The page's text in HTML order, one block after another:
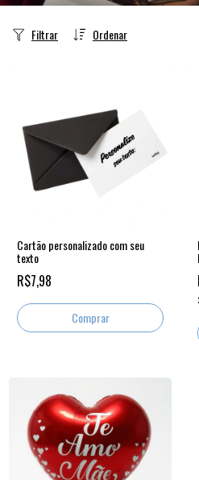
Ordenar
Filtrar
Cartão personalizado com seu
texto
R$7,98